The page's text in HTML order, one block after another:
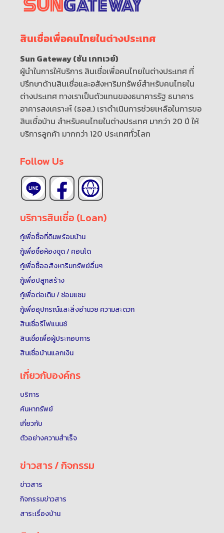
สินเชื่อเพื่อคนไทยในต่างประเทศ
Sun Gateway (ซัน เกทเวย์)
ผู้นำในการให้บริการ สินเชื่อเพื่อคนไทยในต่างประเทศ ที่
ปรึกษาด้านสินเชื่อและอสังหาริมทรัพย์สำหรับคนไทยใน
ต่างประเทศ ทางเราเป็นตัวแทนของธนาคารรัฐ ธนาคาร
อาคารสงเคราะห์ (ธอส.) เราดำเนินการช่วยเหลือในการขอ
สินเชื่อบ้าน สำหรับคนไทยในต่างประเทศ มากว่า 20 ปี ให้
บริการลูกค้า มากกว่า 120 ประเทศทั่วโลก
Follow Us
บริการสินเชื่อ (Loan)
กู้เพื่อซื้อที่ดินพร้อมบ้าน
กู้เพื่อซื้อห้องชุด / คอนโด
กู้เพื่อซื้ออสังหาริมทรัพย์อื่นๆ
กู้เพื่อปลูกสร้าง
กู้เพื่อต่อเติม / ซ่อมแซม
กู้เพื่ออุปกรณ์และสิ่งอำนวย ความสะดวก
สินเชื่อรีไฟแนนซ์
สินเชื่อเพื่อผู้ประกอบการ
สินเชื่อบ้านแลกเงิน
เกี่ยวกับองค์กร
บริการ
ค้นหาทรัพย์
เกี่ยวกับ
ตัวอย่างความสำเร็จ
ข่าวสาร / กิจกรรม
ข่าวสาร
กิจกรรมข่าวสาร
สาระเรื่องบ้าน